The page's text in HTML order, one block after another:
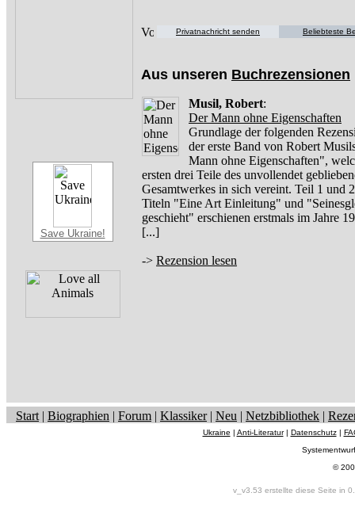
Save Ukraine!
Privatnachricht senden Beliebteste
Aus unseren Buchrezensionen
Musil, Robert:
Der Mann ohne Eigenschaften
Grundlage der folgenden
der erste Band von Robert
Mann ohne Eigenschaften",
ersten drei Teile des unvollendet
Gesamtwerkes in sich vereint. Teil 1 und
Titeln "Eine Art Einleitung" und
geschieht" erschienen erstmals im Jahre
[...]
-> Rezension lesen
Start | Biographien | Forum | Klassiker| Neu | Netzbibliothek |
Ukraine | Anti-Literatur| Datenschutz|
©
v_v3.53 erstellte diese Seite in